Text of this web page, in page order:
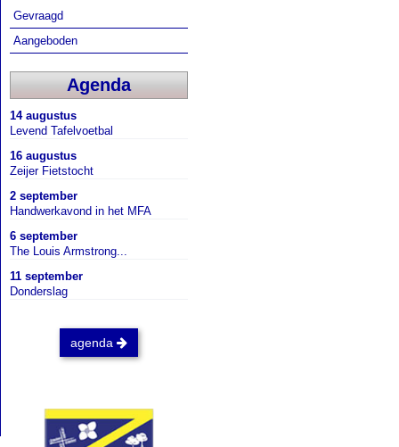
Gevraagd
Aangeboden
Agenda
14 augustus
Levend Tafelvoetbal
16 augustus
Zeijer Fietstocht
2 september
Handwerkavond in het MFA
6 september
The Louis Armstrong...
11 september
Donderslag
agenda